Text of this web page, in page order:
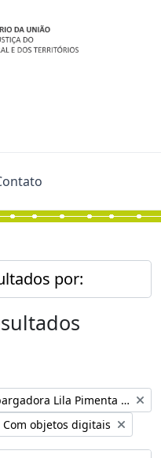
por:
Memorial TJDFT - Espaço Desembargadora Lila Pimenta Duarte
Remover filtro:
Com objetos digitais